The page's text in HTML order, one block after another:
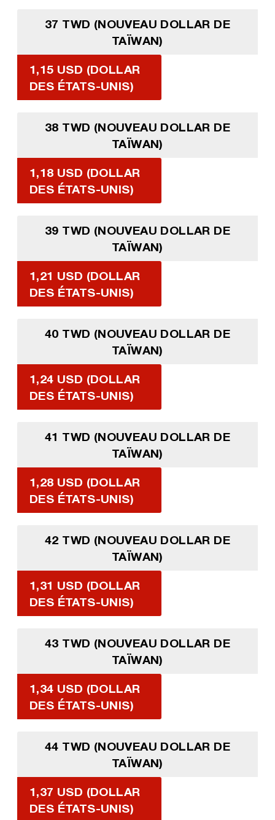
37 TWD (NOUVEAU DOLLAR DE
TAÏWAN)
1,15 USD (DOLLAR
DES ÉTATS-UNIS)
38 TWD (NOUVEAU DOLLAR DE
TAÏWAN)
1,18 USD (DOLLAR
DES ÉTATS-UNIS)
39 TWD (NOUVEAU DOLLAR DE
TAÏWAN)
1,21 USD (DOLLAR
DES ÉTATS-UNIS)
40 TWD (NOUVEAU DOLLAR DE
TAÏWAN)
1,24 USD (DOLLAR
DES ÉTATS-UNIS)
41 TWD (NOUVEAU DOLLAR DE
TAÏWAN)
1,28 USD (DOLLAR
DES ÉTATS-UNIS)
42 TWD (NOUVEAU DOLLAR DE
TAÏWAN)
1,31 USD (DOLLAR
DES ÉTATS-UNIS)
43 TWD (NOUVEAU DOLLAR DE
TAÏWAN)
1,34 USD (DOLLAR
DES ÉTATS-UNIS)
44 TWD (NOUVEAU DOLLAR DE
TAÏWAN)
1,37 USD (DOLLAR
DES ÉTATS-UNIS)